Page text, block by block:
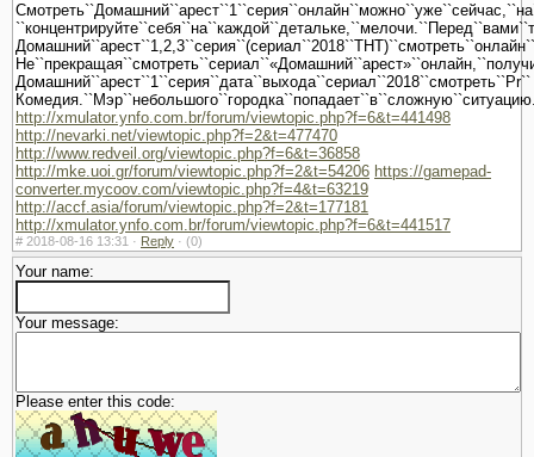
Домашний``арест``1``серия``дата``выхода``сериал``2018``смотреть``Pr``
http://xmulator.ynfo.com.br/forum/viewtopic.php?f=6&t=441498
http://nevarki.net/viewtopic.php?f=2&t=477470
http://www.redveil.org/viewtopic.php?f=6&t=36858
http://mke.uoi.gr/forum/viewtopic.php?f=2&t=54206 https://gamepad-
converter.mycoov.com/viewtopic.php?f=4&t=63219
http://accf.asia/forum/viewtopic.php?f=2&t=177181
http://xmulator.ynfo.com.br/forum/viewtopic.php?f=6&t=441517
# 2018-08-16 13:31 · Reply · (0)
Your name:
Your message:
Please enter this code: